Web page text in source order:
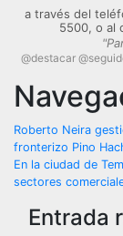
a través del
5500, o al
@destacar
Roberto Neira
fronterizo Pino
En la ciudad de
sectores
Entrada